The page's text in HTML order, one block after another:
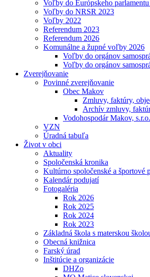
Voľby do Európskeho
Voľby do NRSR 2023
Voľby 2022
Referendum 2023
Referendum 2026
Komunálne a župné voľby 2026
Voľby do orgánov
Voľby do orgánov
Zverejňovanie
Povinné zverejňovanie
Obec Makov
Zmluvy, faktúry,
Archív zmluvy,
Vodohospodár Makov, s.r.o.
VZN
Úradná tabuľa
Život v obci
Aktuality
Spoločenská kronika
Kultúrno spoločenské a športové
Kalendár podujatí
Fotogaléria
Rok 2026
Rok 2025
Rok 2024
Rok 2023
Základná škola s materskou
Obecná knižnica
Farský úrad
Inštitúcie a organizácie
DHZo